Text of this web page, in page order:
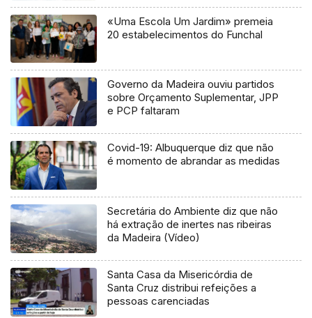
«Uma Escola Um Jardim» premeia
20 estabelecimentos do Funchal
Governo da Madeira ouviu partidos
sobre Orçamento Suplementar, JPP
e PCP faltaram
Covid-19: Albuquerque diz que não
é momento de abrandar as medidas
Secretária do Ambiente diz que não
há extração de inertes nas ribeiras
da Madeira (Vídeo)
Santa Casa da Misericórdia de
Santa Cruz distribui refeições a
pessoas carenciadas